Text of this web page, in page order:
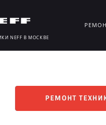
NEFF В МОСКВЕ
РЕМОНТ